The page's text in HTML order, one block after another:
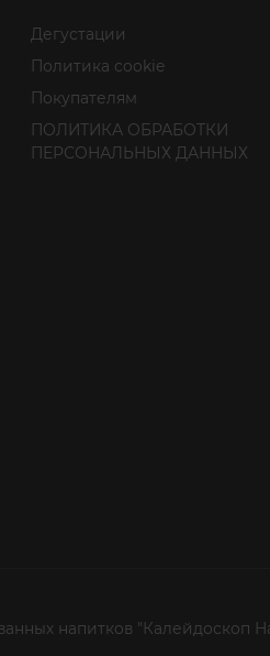
Дегустации
Политика cookie
Покупателям
ПОЛИТИКА ОБРАБОТКИ
ПЕРСОНАЛЬНЫХ ДАННЫХ
напитков "Калейдоскоп